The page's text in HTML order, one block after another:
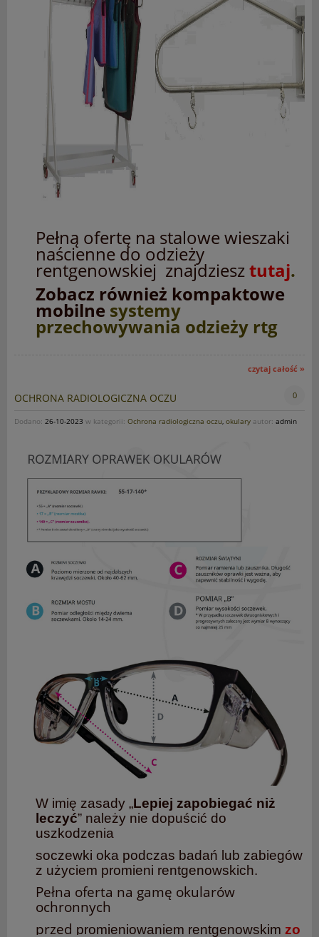
Pełną ofertę na stalowe wieszaki
naścienne do odzieży
rentgenowskiej znajdziesztutaj.
Zobacz również kompaktowe
mobilne systemy
przechowywania odzieży rtg
czytaj całość »
OCHRONA RADIOLOGICZNA OCZU 0
Dodano: 26-10-2023 w kategorii: Ochrona radiologiczna oczu, okulary autor: admin
W imię zasady „Lepiej zapobiegać niż
leczyć” należy nie dopuścić do
uszkodzenia
soczewki oka podczas badań lub zabiegów
z użyciem promieni rentgenowskich.
Pełna oferta na gamę okularów
ochronnych
przed promieniowaniem rentgenowskim zo